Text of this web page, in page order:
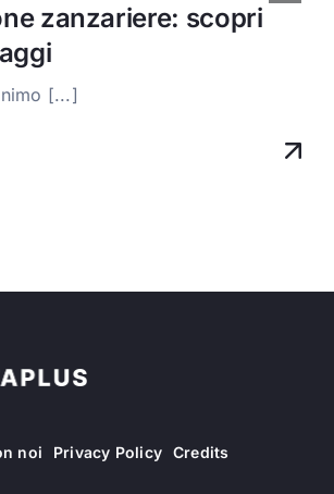
zanzariere: scopri
[...]
noi Privacy Policy Credits